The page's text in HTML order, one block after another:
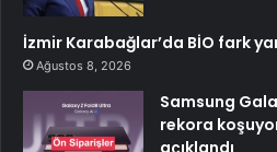
İzmir Karabağlar’da BİO fark
Ağustos 8, 2026
Samsung
rekora
açıklandı